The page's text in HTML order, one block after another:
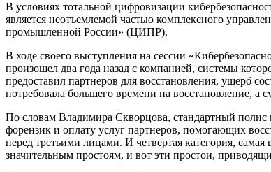
В условиях тотальной цифровизации
является неотъемлемой частью комплексного
промышленной России» (ЦИПР).
В ходе своего выступления на сессии
произошел два года назад с компанией, системы
предоставил партнеров для восстановления, ущерб
потребовала большего времени на восстановление,
По словам Владимира Скворцова, стандартный полис
форензик и оплату услуг партнеров, помогающих
перед третьими лицами. И четвертая категория,
значительным простоям, и вот эти простои,